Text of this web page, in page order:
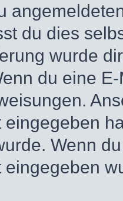
du dies
wurde
du eine
eingegeben
Wenn
eingegeben